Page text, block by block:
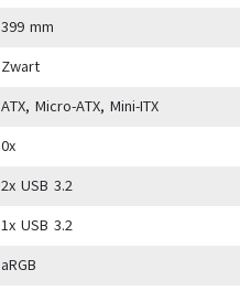
399 mm
Zwart
ATX, Micro-ATX, Mini-ITX
0x
2x USB 3.2
1x USB 3.2
aRGB